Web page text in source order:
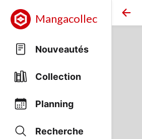
Mangacollec
Nouveautés
Collection
Planning
Recherche